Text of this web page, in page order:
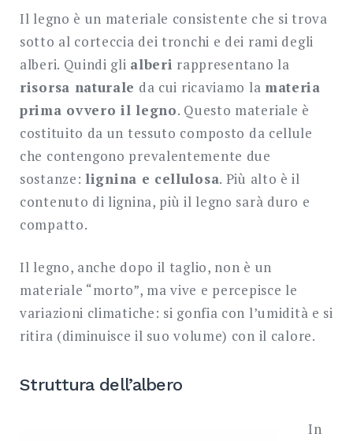
Il legno è un materiale consistente che si trova
sotto al corteccia dei tronchi e dei rami degli
alberi. Quindi gli alberi rappresentano la
risorsa naturale da cui ricaviamo la materia
prima ovvero il legno. Questo materiale è
costituito da un tessuto composto da cellule
che contengono prevalentemente due
sostanze: lignina e cellulosa. Più alto è il
contenuto di lignina, più il legno sarà duro e
compatto.
Il legno, anche dopo il taglio, non è un
materiale “morto”, ma vive e percepisce le
variazioni climatiche: si gonfia con l’umidità e si
ritira (diminuisce il suo volume) con il calore.
Struttura dell’albero
In